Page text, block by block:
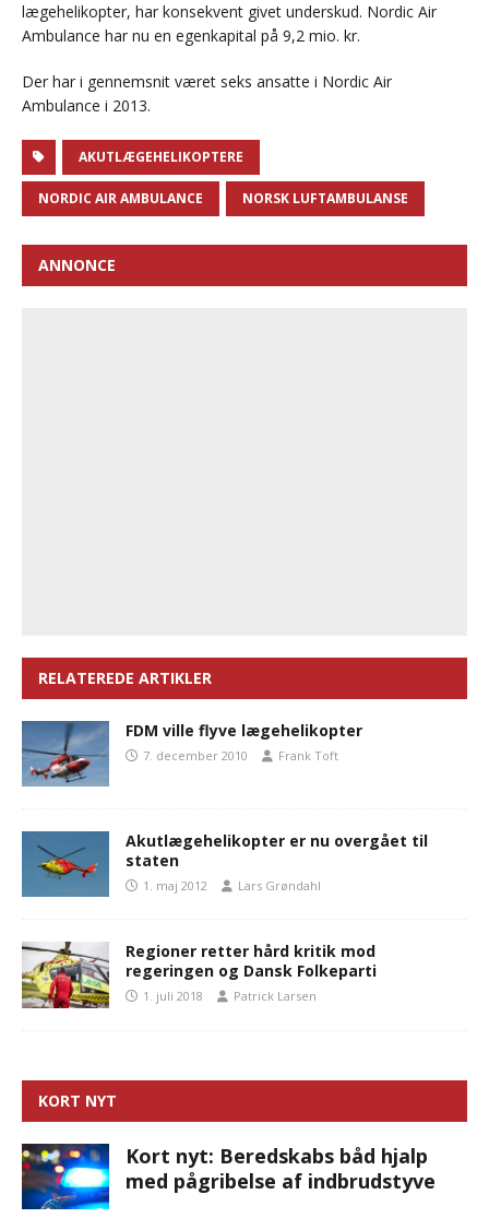
lægehelikopter, har konsekvent givet underskud. Nordic Air
Ambulance har nu en egenkapital på 9,2 mio. kr.
Der har i gennemsnit været seks ansatte i Nordic Air
Ambulance i 2013.
AKUTLÆGEHELIKOPTERE
NORDIC AIR AMBULANCE NORSK LUFTAMBULANSE
ANNONCE
RELATEREDE ARTIKLER
FDM ville flyve lægehelikopter
7. december 2010 Frank Toft
Akutlægehelikopter er nu overgået til
staten
1. maj 2012 Lars Grøndahl
Regioner retter hård kritik mod
regeringen og Dansk Folkeparti
1. juli 2018 Patrick Larsen
KORT NYT
Kort nyt: Beredskabs båd hjalp
med pågribelse af indbrudstyve